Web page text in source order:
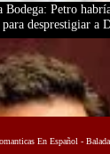
Bodega: Petro
desprestigiar a